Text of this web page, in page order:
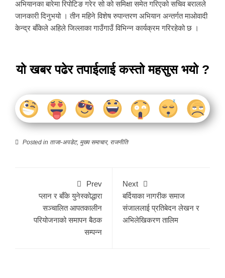
अभियानका बारेमा रिपोटिङ गरेर सो को समिक्षा समेत गरिएको सचिव बरालले
जानकारी दिनुभयो । तीन महिने विशेष रुपान्तरण अभियान अन्तर्गत माओवादी
केन्द्र बाँकेले अहिले जिल्लाका गाउँगाउँ विभिन्न कार्यक्रम गरिरहेको छ ।
यो खबर पढेर तपाईलाई कस्तो महसुस भयो ?
Posted in ताजा-अपडेट, मुख्य समाचार, राजनीति
Prev
प्लान र बाँके युनेस्कोद्धारा
सञ्चालित आपतकालीन
परियोजनाको समापन बैठक
सम्पन्न
Next
बर्दियाका नागरीक समाज
संजाललाई प्रतिबेदन लेखन र
अभिलेखिकरण तालिम